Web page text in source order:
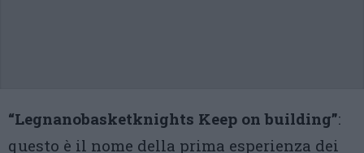
“Legnanobasketknights Keep on building”:
questo è il nome della prima esperienza dei